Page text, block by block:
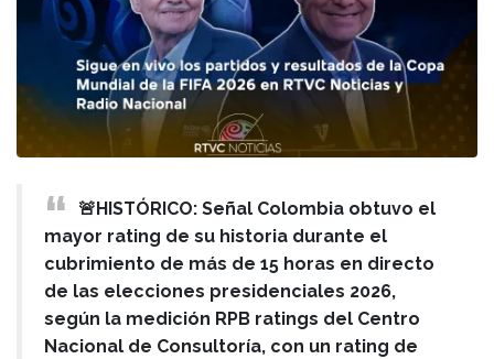
🚨HISTÓRICO: Señal Colombia obtuvo el
mayor rating de su historia durante el
cubrimiento de más de 15 horas en directo
de las elecciones presidenciales 2026,
según la medición RPB ratings del Centro
Nacional de Consultoría, con un rating de